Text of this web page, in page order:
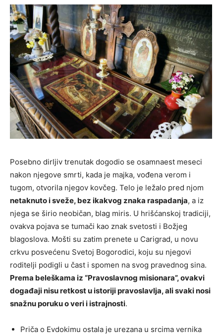
Posebno dirljiv trenutak dogodio se osamnaest meseci
nakon njegove smrti, kada je majka, vođena verom i
tugom, otvorila njegov kovčeg. Telo je ležalo pred njom
netaknuto i sveže, bez ikakvog znaka raspadanja, a iz
njega se širio neobičan, blag miris. U hrišćanskoj tradiciji,
ovakva pojava se tumači kao znak svetosti i Božjeg
blagoslova. Mošti su zatim prenete u Carigrad, u novu
crkvu posvećenu Svetoj Bogorodici, koju su njegovi
roditelji podigli u čast i spomen na svog pravednog sina.
Prema beleškama iz “Pravoslavnog misionara”, ovakvi
događaji nisu retkost u istoriji pravoslavlja, ali svaki nosi
snažnu poruku o veri i istrajnosti.
Priča o Evdokimu ostala je urezana u srcima vernika